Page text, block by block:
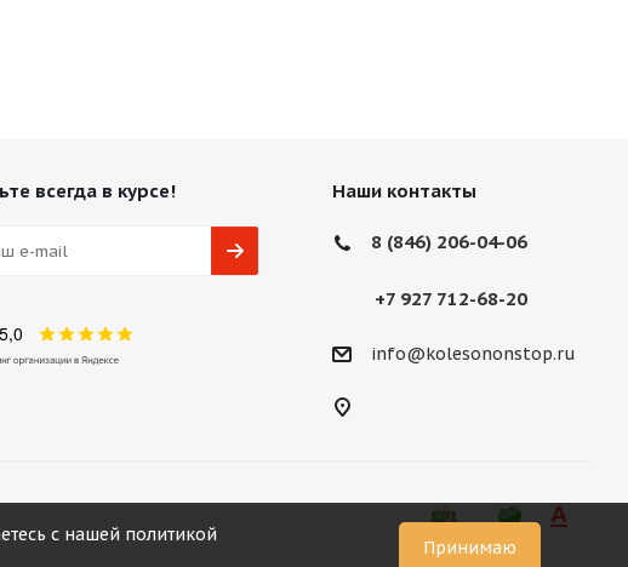
всегда в курсе! Наши контакты
8 (846) 206-04-06
+7 927 712-68-20
info@kolesononstop.ru
с нашей политикой
Принимаю